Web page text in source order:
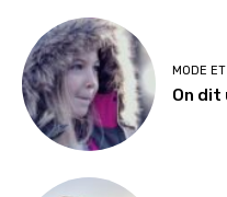
MODE
On dit